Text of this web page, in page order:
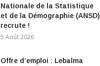
Nationale de la Statistique
et de la Démographie (ANSD)
recrute !
5 Août 2026
Offre d’emploi : Lebalma